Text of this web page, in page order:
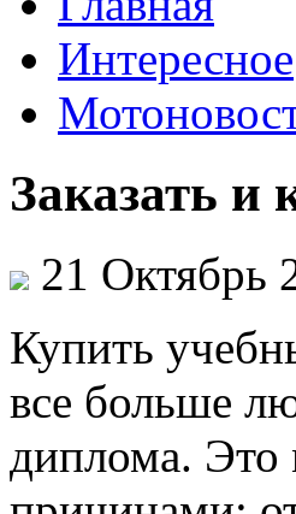
Интересное
Заказать и
21 Октябрь
Купить
все больше
диплома. Это